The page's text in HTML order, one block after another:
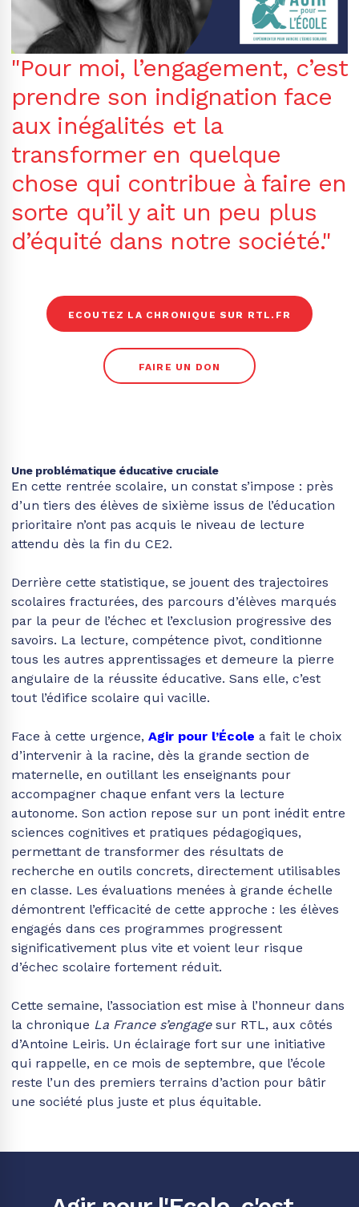
"Pour moi, l’engagement, c’est
prendre son indignation face
aux inégalités et la
transformer en quelque
chose qui contribue à faire en
sorte qu’il y ait un peu plus
d’équité dans notre société."
ECOUTEZ LA CHRONIQUE SUR RTL.FR
FAIRE UN DON
Une problématique éducative cruciale
En cette rentrée scolaire, un constat s’impose : près
d’un tiers des élèves de sixième issus de l’éducation
prioritaire n’ont pas acquis le niveau de lecture
attendu dès la fin du CE2.
Derrière cette statistique, se jouent des trajectoires
scolaires fracturées, des parcours d’élèves marqués
par la peur de l’échec et l’exclusion progressive des
savoirs. La lecture, compétence pivot, conditionne
tous les autres apprentissages et demeure la pierre
angulaire de la réussite éducative. Sans elle, c’est
tout l’édifice scolaire qui vacille.
Face à cette urgence, Agir pour l’École a fait le choix
d’intervenir à la racine, dès la grande section de
maternelle, en outillant les enseignants pour
accompagner chaque enfant vers la lecture
autonome. Son action repose sur un pont inédit entre
sciences cognitives et pratiques pédagogiques,
permettant de transformer des résultats de
recherche en outils concrets, directement utilisables
en classe. Les évaluations menées à grande échelle
démontrent l’efficacité de cette approche : les élèves
engagés dans ces programmes progressent
significativement plus vite et voient leur risque
d’échec scolaire fortement réduit.
Cette semaine, l’association est mise à l’honneur dans
la chronique La France s’engagesur RTL, aux côtés
d’Antoine Leiris. Un éclairage fort sur une initiative
qui rappelle, en ce mois de septembre, que l’école
reste l’un des premiers terrains d’action pour bâtir
une société plus juste et plus équitable.